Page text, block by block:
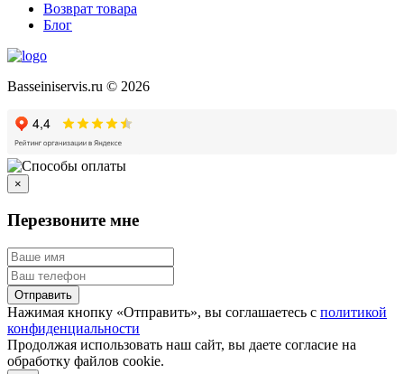
Возврат товара
Блог
Basseiniservis.ru © 2026
×
Перезвоните мне
Отправить
Нажимая кнопку «Отправить», вы соглашаетесь с политикой
конфиденциальности
Продолжая использовать наш сайт, вы даете согласие на
обработку файлов cookie.